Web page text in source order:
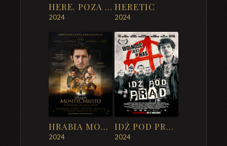
HERE. POZA CZASEM
2024
HERETIC
2024
HRABIA MONTE CHRISTO
2024
IDŹ POD PRĄD
2024